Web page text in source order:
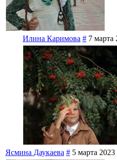
Илина Каримова # 7 марта
Ясмина Даукаева # 5 марта